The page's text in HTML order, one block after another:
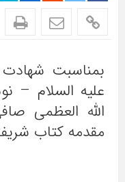
بمناسبت
علیه السلام –
الله العظمی
مقدمه کتاب